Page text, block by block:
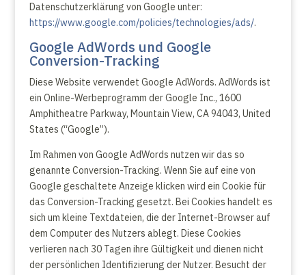
Datenschutzerklärung von Google unter:
https://www.google.com/policies/technologies/ads/.
Google AdWords und Google
Conversion-Tracking
Diese Website verwendet Google AdWords. AdWords ist
ein Online-Werbeprogramm der Google Inc., 1600
Amphitheatre Parkway, Mountain View, CA 94043, United
States (“Google”).
Im Rahmen von Google AdWords nutzen wir das so
genannte Conversion-Tracking. Wenn Sie auf eine von
Google geschaltete Anzeige klicken wird ein Cookie für
das Conversion-Tracking gesetzt. Bei Cookies handelt es
sich um kleine Textdateien, die der Internet-Browser auf
dem Computer des Nutzers ablegt. Diese Cookies
verlieren nach 30 Tagen ihre Gültigkeit und dienen nicht
der persönlichen Identifizierung der Nutzer. Besucht der